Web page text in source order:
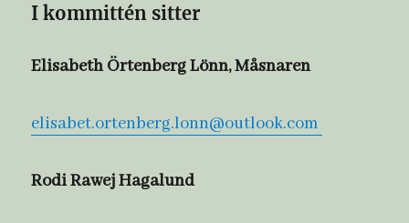
I kommittén sitter
Elisabeth Örtenberg Lönn, Måsnaren
elisabet.ortenberg.lonn@outlook.com
Rodi Rawej Hagalund